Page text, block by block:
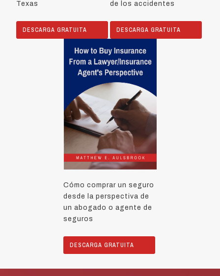
Texas
DESCARGA GRATUITA
de los accidentes
DESCARGA GRATUITA
Cómo comprar un seguro
desde la perspectiva de
un abogado o agente de
seguros
DESCARGA GRATUITA